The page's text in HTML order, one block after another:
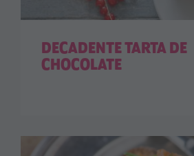
DECADENTE TARTA DE
CHOCOLATE